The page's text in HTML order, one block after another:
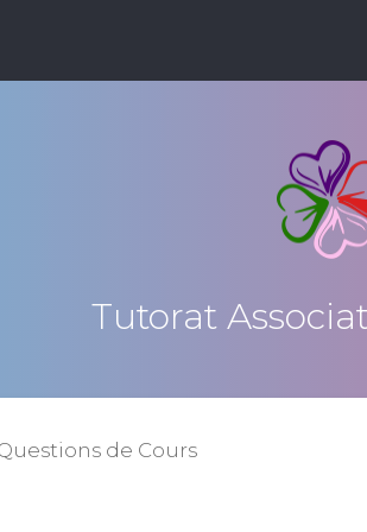
Tutorat
de Cours